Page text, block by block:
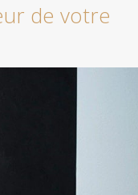
de votre